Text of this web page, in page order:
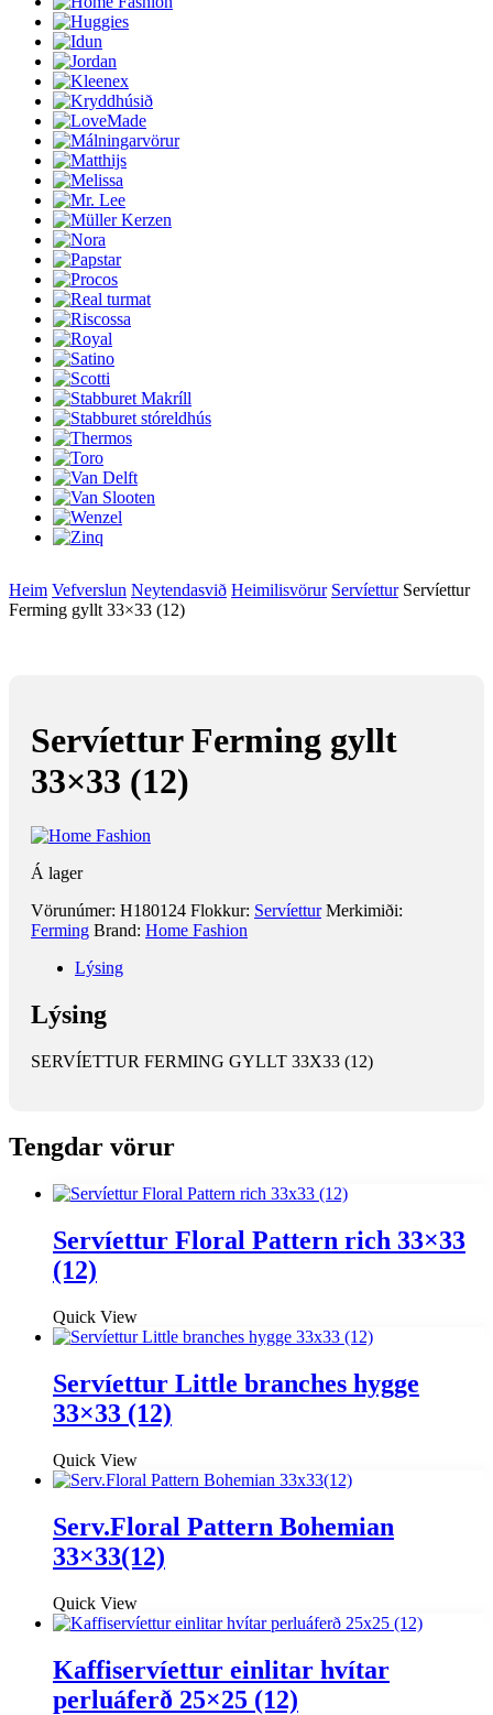
Heim Vefverslun Neytendasvið Heimilisvörur Servíettur Servíettur
Ferming gyllt 33×33 (12)
Servíettur Ferming gyllt
33×33 (12)
Á lager
Vörunúmer: H180124 Flokkur: Servíettur Merkimiði:
Ferming Brand: Home Fashion
Lýsing
Lýsing
SERVÍETTUR FERMING GYLLT 33X33 (12)
Tengdar vörur
Servíettur Floral Pattern rich 33×33
(12)
Quick View
Servíettur Little branches hygge
33×33 (12)
Quick View
Serv.Floral Pattern Bohemian
33×33(12)
Quick View
Kaffiservíettur einlitar hvítar
perluáferð 25×25 (12)